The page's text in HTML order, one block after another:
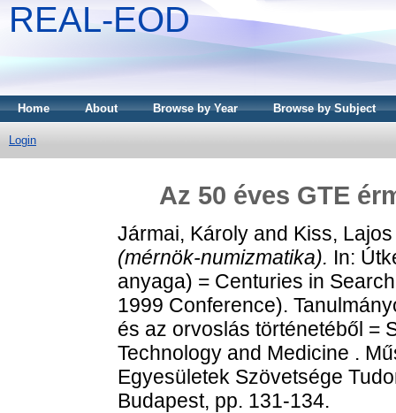
REAL-EOD
Home About Browse by Year Browse by Subject
Login
Az 50 éves GTE
Jármai, Károly and Kiss, Lajos
(mérnök-numizmatika). In:
anyaga) = Centuries in
1999 Conference).
és az orvoslás történetéből =
Technology and Medicine .
Egyesületek Szövetsége
Budapest, pp. 131-134.